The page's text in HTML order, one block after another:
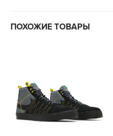
ПОХОЖИЕ ТОВАРЫ